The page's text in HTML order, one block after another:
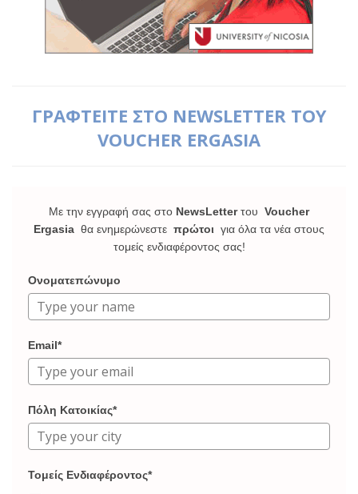
ΓΡΑΦΤΕΙΤΕ ΣΤΟ NEWSLETTER ΤΟΥ
VOUCHER ERGASIA
Με την εγγραφή σας στο NewsLetterτου Voucher
Ergasia θα ενημερώνεστε πρώτοι για όλα τα νέα στους
τομείς ενδιαφέροντος σας!
Ονοματεπώνυμο
Email*
Πόλη Κατοικίας*
Τομείς Ενδιαφέροντος*